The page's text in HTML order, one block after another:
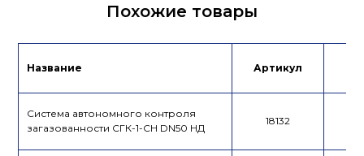
Похожие товары
Название Артикул
Система автономного контроля
загазованности СГК-1-CH DN50 НД
18132